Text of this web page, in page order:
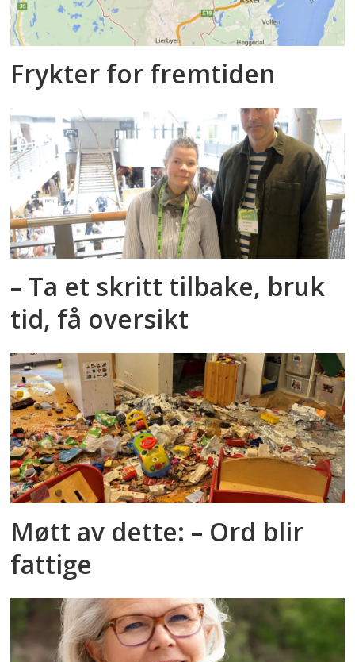
Frykter for fremtiden
– Ta et skritt tilbake, bruk
tid, få oversikt
Møtt av dette: – Ord blir
fattige